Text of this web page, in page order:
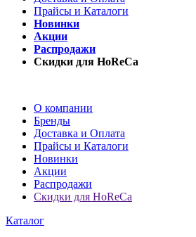
Прайсы и Каталоги
Новинки
Акции
Распродажи
Скидки для HoReCa
О компании
Бренды
Доставка и Оплата
Прайсы и Каталоги
Новинки
Акции
Распродажи
Скидки для HoReCa
Каталог